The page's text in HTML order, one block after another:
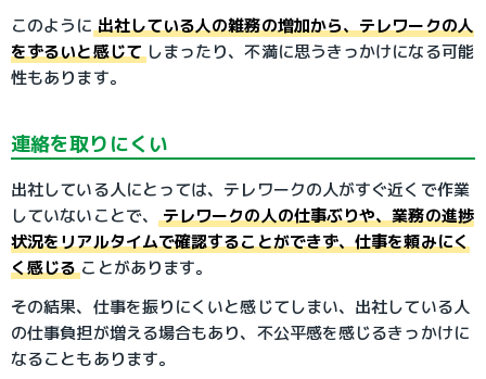
このように 出社している人の雑務の増加から、テレワークの人
をずるいと感じてしまったり、不満に思うきっかけになる可能
性もあります。
連絡を取りにくい
出社している人にとっては、テレワークの人がすぐ近くで作業
していないことで、
テレワークの人の仕事ぶりや、業務の進捗
状況をリアルタイムで確認することができず、仕事を頼みにく
く感じる ことがあります。
その結果、仕事を振りにくいと感じてしまい、出社している人
の仕事負担が増える場合もあり、不公平感を感じるきっかけに
なることもあります。